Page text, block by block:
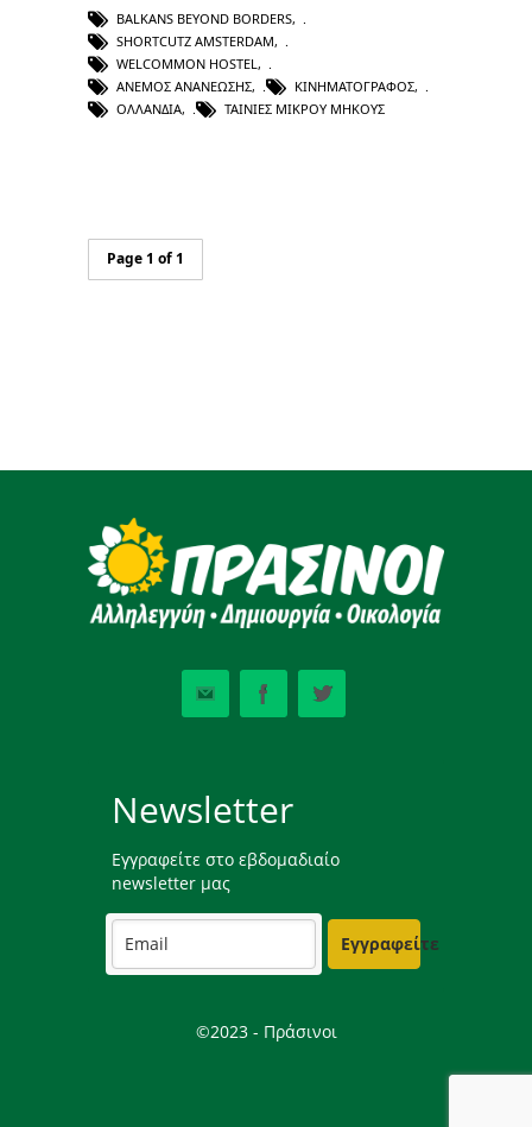
BALKANS BEYOND BORDERS,
SHORTCUTZ AMSTERDAM,
WELCOMMON HOSTEL ,
ΑΝΕΜΟΣ ΑΝΑΝΕΩΣΗΣ, ΚΙΝΗΜΑΤΟΓΡΆΦΟΣ,
ΟΛΛΑΝΔΊΑ, ΤΑΙΝΊΕΣ ΜΙΚΡΟΎ ΜΉΚΟΥΣ
Page 1 of 1
Newsletter
Εγγραφείτε στο εβδομαδιαίο
newsletter μας
Εγγραφείτε
©2023 - Πράσινοι